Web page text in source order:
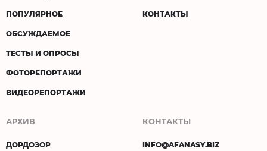
ПОПУЛЯРНОЕ
ОБСУЖДАЕМОЕ
ТЕСТЫ И ОПРОСЫ
ФОТОРЕПОРТАЖИ
ВИДЕОРЕПОРТАЖИ
КОНТАКТЫ
АРХИВ
ДОРДОЗОР
КОНТАКТЫ
INFO@AFANASY.BIZ